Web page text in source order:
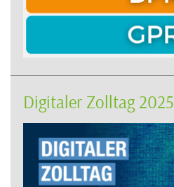
Digitaler Zolltag 2025